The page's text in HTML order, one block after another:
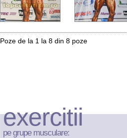
Poze de la 1 la 8 din 8 poze
exercitii
pe grupe musculare: